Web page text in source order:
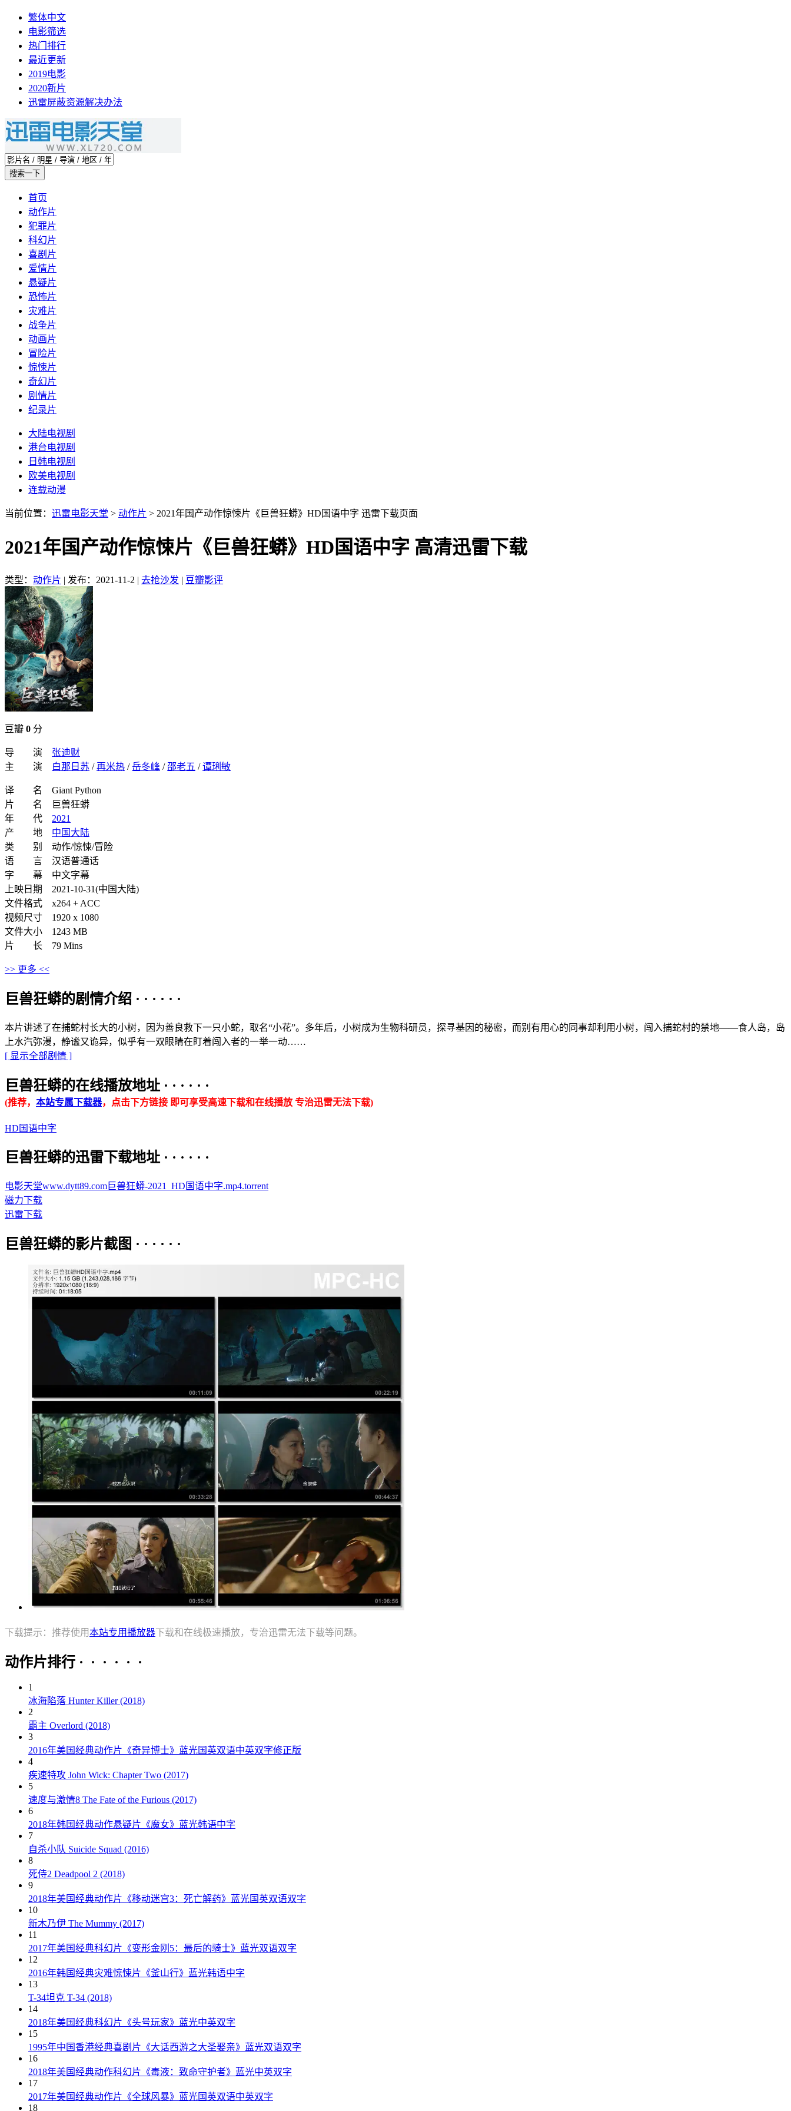
繁体中文
电影筛选
热门排行
最近更新
2019电影
2020新片
迅雷屏蔽资源解决办法
首页
动作片
犯罪片
科幻片
喜剧片
爱情片
悬疑片
恐怖片
灾难片
战争片
动画片
冒险片
惊悚片
奇幻片
剧情片
纪录片
大陆电视剧
港台电视剧
日韩电视剧
欧美电视剧
连载动漫
当前位置： 迅雷电影天堂 > 动作片 > 2021年国产动作惊悚片《巨兽狂蟒》HD国语中字 迅雷下载页面
2021年国产动作惊悚片《巨兽狂蟒》HD国语中字 高清迅雷下载
类型： 动作片 | 发布：2021-11-2 | 去抢沙发 | 豆瓣影评
豆瓣 0 分
导 演 张迪财
主 演
白那日苏 /再米热 /岳冬峰 /邵老五 /谭琍敏
译 名 Giant Python
片 名 巨兽狂蟒
年 代 2021
产 地 中国大陆
类 别 动作/惊悚/冒险
语 言 汉语普通话
字 幕 中文字幕
上映日期 2021-10-31(中国大陆)
文件格式 x264 + ACC
视频尺寸 1920 x 1080
文件大小 1243 MB
片 长 79 Mins
>> 更多 <<
巨兽狂蟒的剧情介绍 · · · · · ·
本片讲述了在捕蛇村长大的小树，因为善良救下一只小蛇，取名“小花”。多年后，小树成为生物科研员，探寻基因的秘密，而别有用心的同事却利用小树，闯入捕蛇村的禁地——食人岛，岛
上水汽弥漫，静谧又诡异，似乎有一双眼睛在盯着闯入者的一举一动……
[ 显示全部剧情 ]
巨兽狂蟒的在线播放地址 · · · · · ·
(推荐， 本站专属下载器，点击下方链接 即可享受高速下载和在线播放 专治迅雷无法下载)
HD国语中字
巨兽狂蟒的迅雷下载地址 · · · · · ·
电影天堂www.dytt89.com巨兽狂蟒-2021_HD国语中字.mp4.torrent
磁力下载
迅雷下载
巨兽狂蟒的影片截图 · · · · · ·
下载提示：推荐使用本站专用播放器下载和在线极速播放，专治迅雷无法下载等问题。
动作片排行 · · · · · ·
1
冰海陷落 Hunter Killer (2018)
2
霸主 Overlord (2018)
3
2016年美国经典动作片《奇异博士》蓝光国英双语中英双字修正版
4
疾速特攻 John Wick: Chapter Two (2017)
5
速度与激情8 The Fate of the Furious (2017)
6
2018年韩国经典动作悬疑片《魔女》蓝光韩语中字
7
自杀小队 Suicide Squad (2016)
8
死侍2 Deadpool 2 (2018)
9
2018年美国经典动作片《移动迷宫3：死亡解药》蓝光国英双语双字
10
新木乃伊 The Mummy (2017)
11
2017年美国经典科幻片《变形金刚5：最后的骑士》蓝光双语双字
12
2016年韩国经典灾难惊悚片《釜山行》蓝光韩语中字
13
T-34坦克 T-34 (2018)
14
2018年美国经典科幻片《头号玩家》蓝光中英双字
15
1995年中国香港经典喜剧片《大话西游之大圣娶亲》蓝光双语双字
16
2018年美国经典动作科幻片《毒液：致命守护者》蓝光中英双字
17
2017年美国经典动作片《全球风暴》蓝光国英双语中英双字
18